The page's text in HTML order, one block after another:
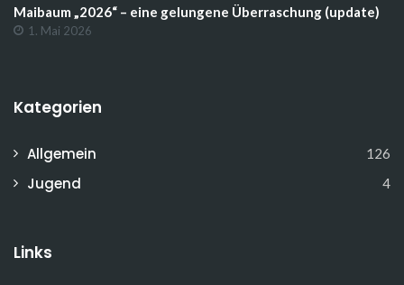
Maibaum „2026“ – eine gelungene Überraschung (update)
1. Mai 2026
Kategorien
Allgemein 126
Jugend 4
Links